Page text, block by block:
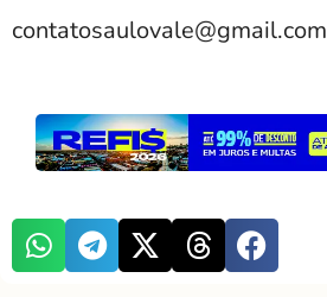
contatosaulovale@gmail.com